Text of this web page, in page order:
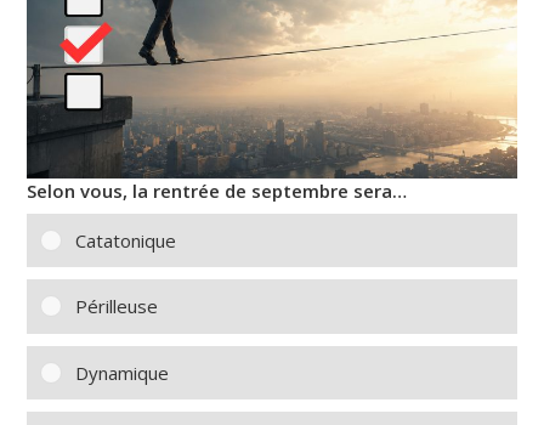
Selon vous, la rentrée de septembre sera…
Catatonique
Périlleuse
Dynamique